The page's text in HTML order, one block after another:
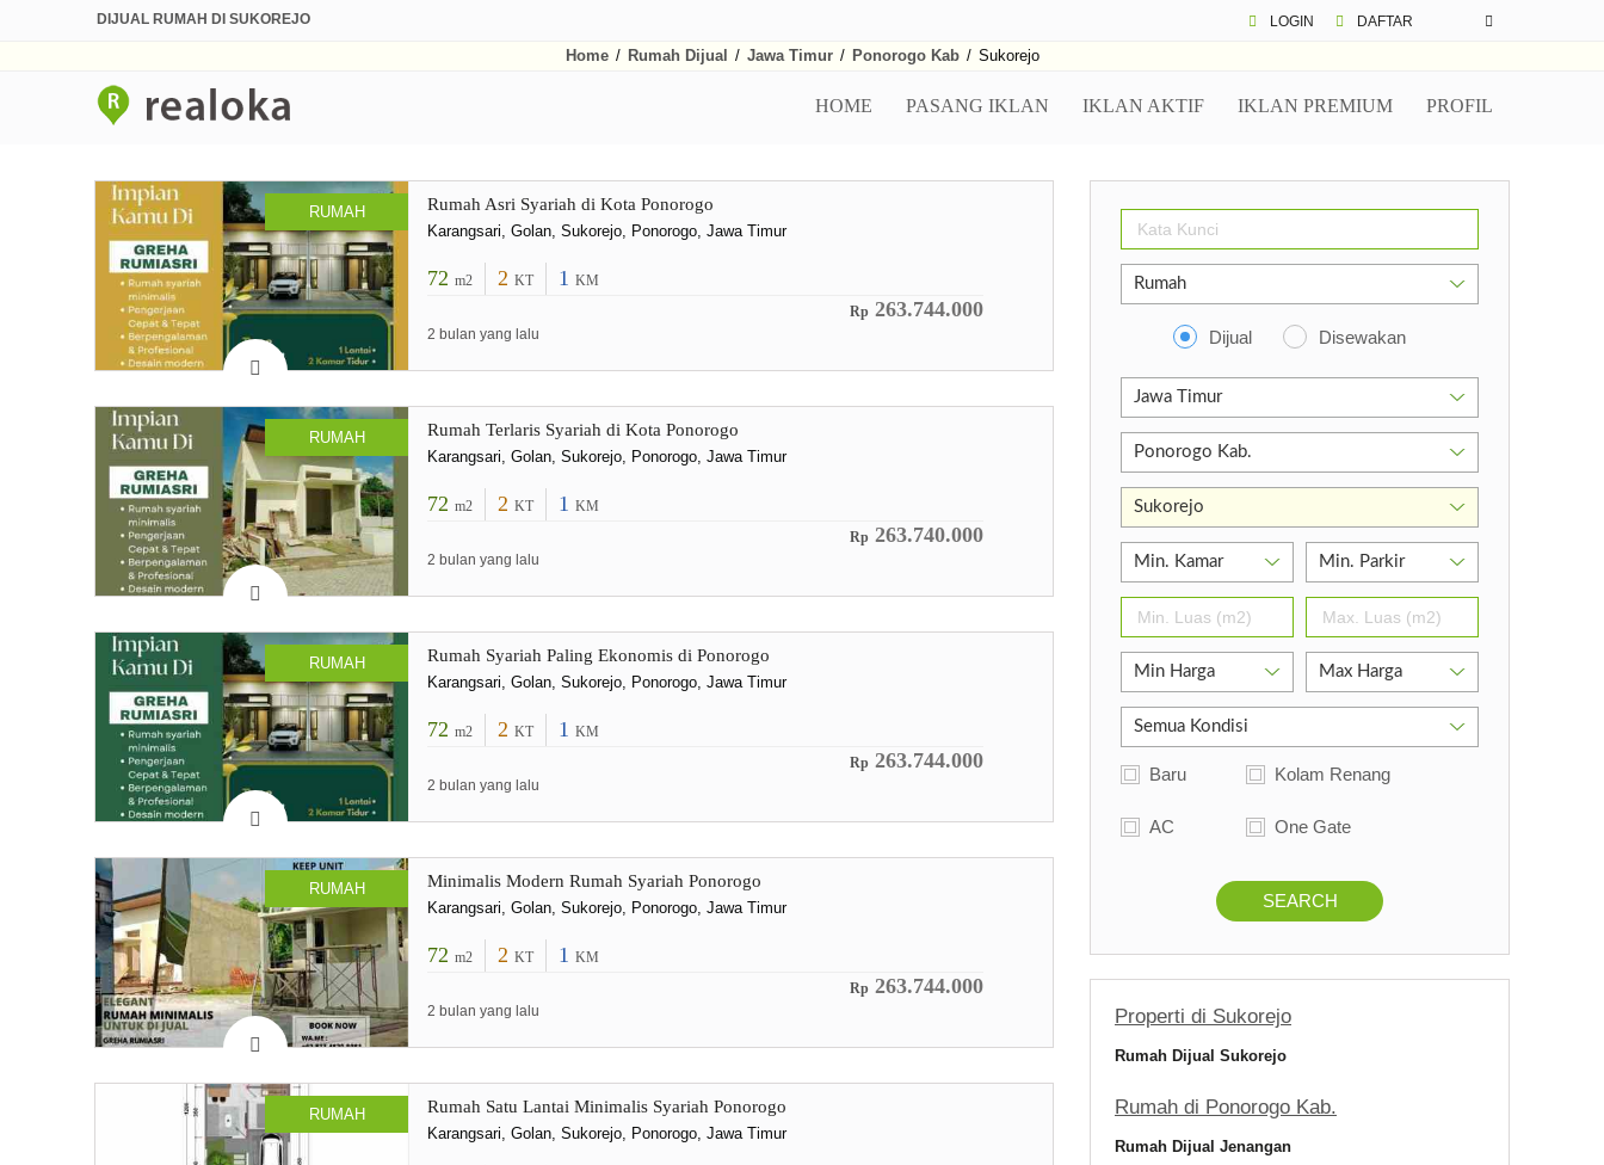
DIJUAL RUMAH DI SUKOREJO LOGIN DAFTAR
Home / Rumah Dijual / Jawa Timur / Ponorogo Kab / Sukorejo
HOME PASANG IKLAN IKLAN AKTIF IKLAN PREMIUM PROFIL
RUMAH Rumah Asri Syariah di Kota Ponorogo
Karangsari, Golan, Sukorejo, Ponorogo, Jawa Timur
72 m2 2 KT 1 KM
Rp 263.744.000
2 bulan yang lalu
RUMAH Rumah Terlaris Syariah di Kota Ponorogo
Karangsari, Golan, Sukorejo, Ponorogo, Jawa Timur
72 m2 2 KT 1 KM
Rp 263.740.000
2 bulan yang lalu
RUMAH Rumah Syariah Paling Ekonomis di Ponorogo
Karangsari, Golan, Sukorejo, Ponorogo, Jawa Timur
72 m2 2 KT 1 KM
Rp 263.744.000
2 bulan yang lalu
RUMAH Minimalis Modern Rumah Syariah Ponorogo
Karangsari, Golan, Sukorejo, Ponorogo, Jawa Timur
72 m2 2 KT 1 KM
Rp 263.744.000
2 bulan yang lalu
RUMAH Rumah Satu Lantai Minimalis Syariah Ponorogo
Karangsari, Golan, Sukorejo, Ponorogo, Jawa Timur
Dijual Disewakan
Baru Kolam Renang
AC One Gate
SEARCH
Properti di Sukorejo
Rumah Dijual Sukorejo
Rumah di Ponorogo Kab.
Rumah Dijual Jenangan